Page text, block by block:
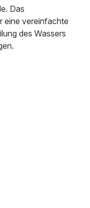
Das
eine vereinfachte
des Wassers